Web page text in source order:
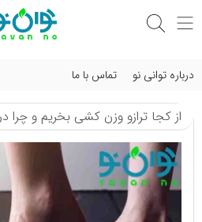
درباره توانی نو تماس با ما
از کجا ترازو وزن کشی بخریم و چرا